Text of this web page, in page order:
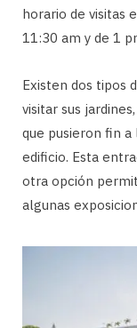
horario de visitas
11:30 am y de 1
Existen dos tipos
visitar sus
que pusieron fin
edificio. Esta
otra opción
algunas